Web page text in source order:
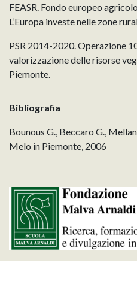
FEASR. Fondo europeo
L’Europa investe nelle zone
PSR 2014-2020. Operazione
valorizzazione delle risorse
Piemonte.
Bibliografia
Bounous G., Beccaro G.,
Melo in Piemonte, 2006